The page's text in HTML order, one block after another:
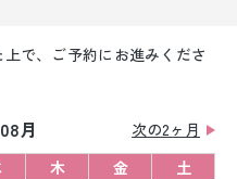
で、ご予約にお進みくださ
月
次の2ヶ月
木 金 土